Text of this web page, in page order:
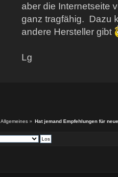
aber die Internetseite
ganz tragfähig. Dazu
andere Hersteller gibt
Lg
Allgemeines » Hat jemand Empfehlungen für